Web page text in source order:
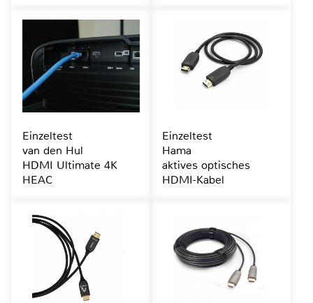
Einzeltest
van den Hul
HDMI Ultimate 4K
HEAC
Einzeltest
Hama
aktives optisches
HDMI-Kabel